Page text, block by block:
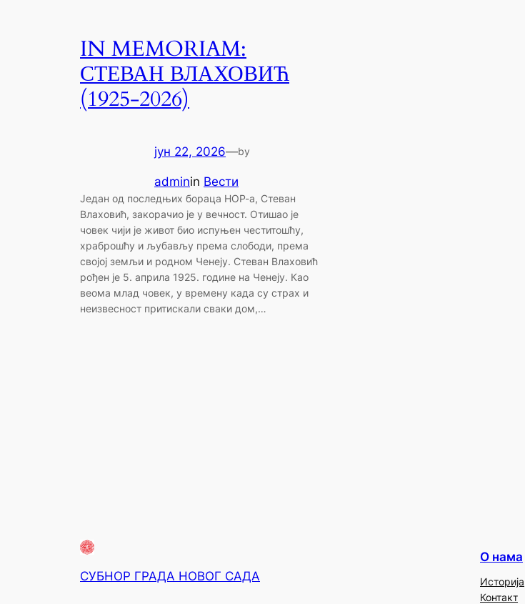
IN MEMORIAM:
СТЕВАН ВЛАХОВИЋ
(1925-2026)
јун 22, 2026—by
adminin Вести
Један од последњих бораца НОР-а, Стеван
Влаховић, закорачио је у вечност. Отишао је
човек чији је живот био испуњен честитошћу,
храброшћу и љубављу према слободи, према
својој земљи и родном Ченеју. Стеван Влаховић
рођен је 5. априла 1925. године на Ченеју. Као
веома млад човек, у времену када су страх и
неизвесност притискали сваки дом,…
СУБНОР ГРАДА НОВОГ САДА
О нама
Историја
Контакт